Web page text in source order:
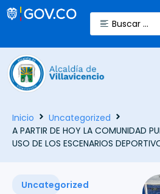
Inicio
Uncategorized
A PARTIR DE HOY LA COMUNIDAD
USO DE LOS ESCENARIOS
Uncategorized